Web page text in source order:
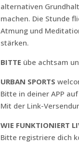
alternativen
machen. Die Stunde
Atmung und
stärken.
BITTE übe achtsam
URBAN SPORTS
Bitte in deiner APP
Mit der Link-
WIE FUNKTIONIERT
Bitte registriere dich